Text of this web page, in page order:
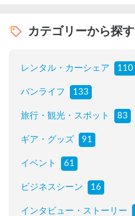
カテゴリーから探す
レンタル・カーシェア 110
バンライフ 133
旅行・観光・スポット 83
ギア・グッズ 91
イベント 61
ビジネスシーン 16
インタビュー・ストーリー